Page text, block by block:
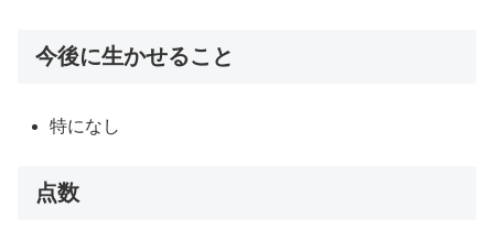
今後に生かせること
特になし
点数